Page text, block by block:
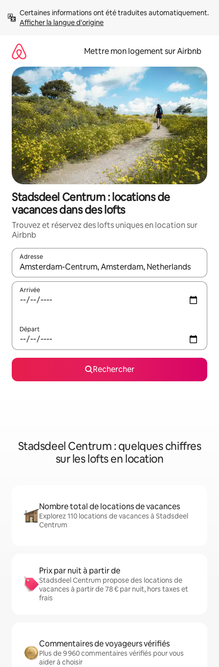
directement
Afficher la langue d'origine
Mettre mon logement sur Airbnb
Stadsdeel Centrum : locations de
vacances dans des lofts
Trouvez et réservez des lofts uniques en location sur
Airbnb
Adresse
Lorsque les résultats s'affichent, utilisez les flèches vers le
Arrivée
Départ
Rechercher
Stadsdeel Centrum : quelques chiffres
sur les lofts en location
Nombre total de locations de vacances
Explorez 110 locations de vacances à Stadsdeel
Centrum
Prix par nuit à partir de
Stadsdeel Centrum propose des locations de
vacances à partir de 78 € par nuit, hors taxes et
frais
Commentaires de voyageurs vérifiés
Plus de 9 960 commentaires vérifiés pour vous
aider à choisir